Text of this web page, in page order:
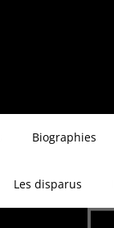
Biographies
Les disparus